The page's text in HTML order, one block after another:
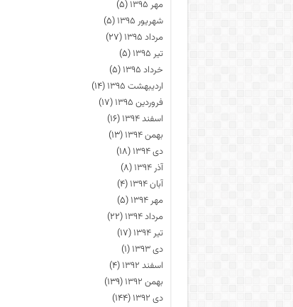
مهر ۱۳۹۵
(۵)
شهریور ۱۳۹۵
(۵)
مرداد ۱۳۹۵
(۲۷)
تیر ۱۳۹۵
(۵)
خرداد ۱۳۹۵
(۵)
اردیبهشت ۱۳۹۵
(۱۴)
فروردین ۱۳۹۵
(۱۷)
اسفند ۱۳۹۴
(۱۶)
بهمن ۱۳۹۴
(۱۳)
دی ۱۳۹۴
(۱۸)
آذر ۱۳۹۴
(۸)
آبان ۱۳۹۴
(۴)
مهر ۱۳۹۴
(۵)
مرداد ۱۳۹۴
(۲۲)
تیر ۱۳۹۴
(۱۷)
دی ۱۳۹۳
(۱)
اسفند ۱۳۹۲
(۴)
بهمن ۱۳۹۲
(۱۳۹)
دی ۱۳۹۲
(۱۴۴)